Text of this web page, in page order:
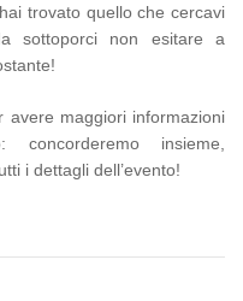
trovato quello che cercavi
sottoporci non esitare a
avere maggiori informazioni
insieme,
i dettagli dell’evento!